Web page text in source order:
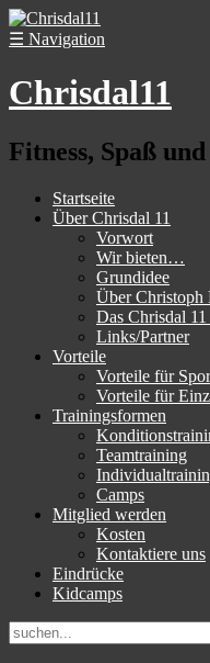
☰ Navigation
Chrisdal11
Fitness, Spaß
Startseite
Über Chrisdal 11
Vorwort
Wir bieten…
Grundidee
Über Christoph
Das Chrisdal 11
Links/Partner
Vorteile
Vorteile für
Vorteile für
Trainingsformen
Teamtraining
Camps
Mitglied werden
Kosten
Kontaktiere uns
Eindrücke
Kidcamps
Suchen
nach: